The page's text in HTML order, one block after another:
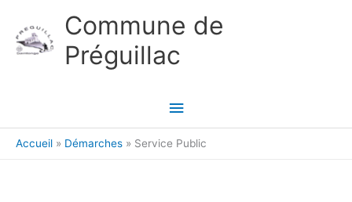
Commune de
Préguillac
Menu
principal
Accueil Démarches Service Public